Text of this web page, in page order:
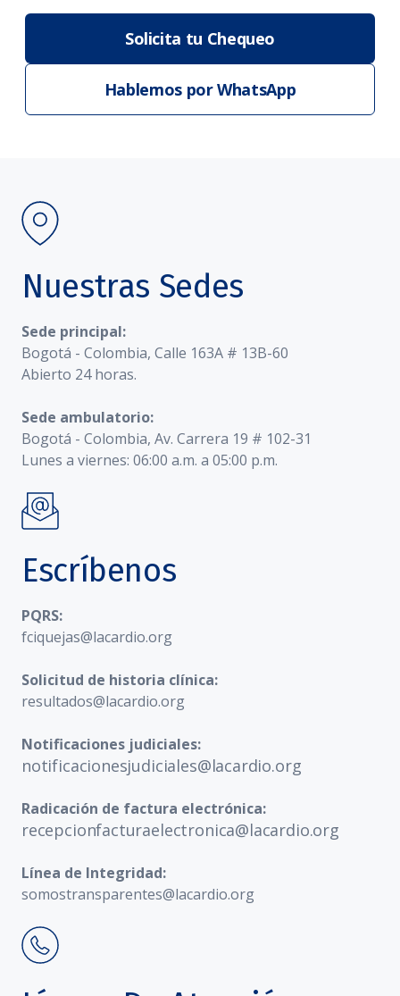
Solicita tu Chequeo
Hablemos por WhatsApp
Nuestras Sedes
Sede principal:
Bogotá - Colombia, Calle 163A # 13B-60
Abierto 24 horas.
Sede ambulatorio:
Bogotá - Colombia, Av. Carrera 19 # 102-31
Lunes a viernes: 06:00 a.m. a 05:00 p.m.
Escríbenos
PQRS:
fciquejas@lacardio.org
Solicitud de historia clínica:
resultados@lacardio.org
Notificaciones judiciales:
notificacionesjudiciales@lacardio.org
Radicación de factura electrónica:
recepcionfacturaelectronica@lacardio.org
Línea de Integridad:
somostransparentes@lacardio.org